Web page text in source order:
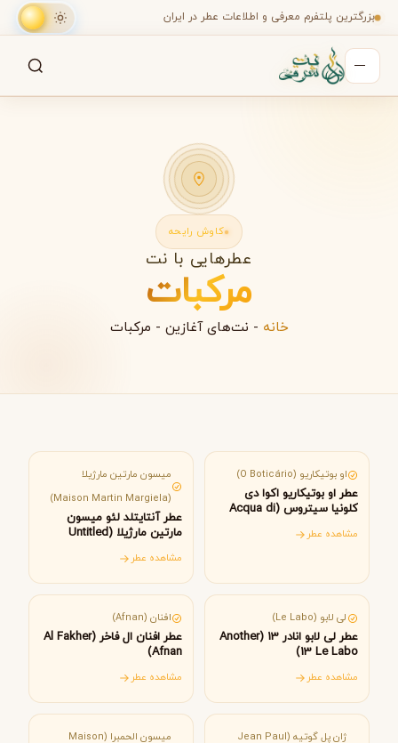
بزرگترین پلتفرم معرفی و اطلاعات عطر در ایران
کاوش رایحه
عطرهایی با نت
مرکبات
خانه - نت‌های آغازین - مرکبات
او بوتیکاریو (O Boticário)
عطر او بوتیکاریو اکوا دی
کلونیا سیتروس (Acqua di
مشاهده عطر
میسون مارتین مارژیلا
(Maison Martin Margiela)
عطر آنتایتلد لئو میسون
مارتین مارژیلا (Untitled
Margiela)
مشاهده عطر
لی لابو (Le Labo)
عطر لی لابو انادر 13 (Another
13 Le Labo)
مشاهده عطر
افنان (Afnan)
عطر افنان ال فاخر (Al Fakher
Afnan)
مشاهده عطر
ژان پل گوتیه (Jean Paul
میسون الحمبرا (Maison